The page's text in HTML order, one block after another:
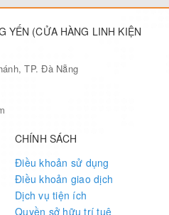
YẾN (CỬA HÀNG LINH KIỆN
TP. Đà Nẵng
CHÍNH SÁCH
Điều khoản sử dụng
Điều khoản giao dịch
Dịch vụ tiện ích
Quyền sở hữu trí tuệ